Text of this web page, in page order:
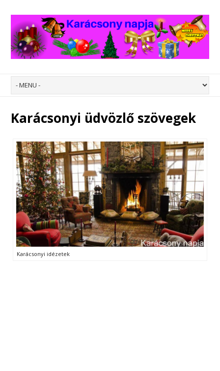
Karácsonyi üdvözlő szövegek
Karácsonyi idézetek